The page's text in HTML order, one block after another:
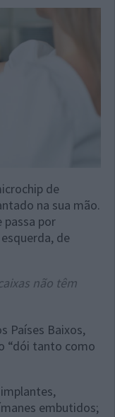
de
na sua mão.
passa por
de
não têm
Países Baixos,
“dói tanto como
embutidos;